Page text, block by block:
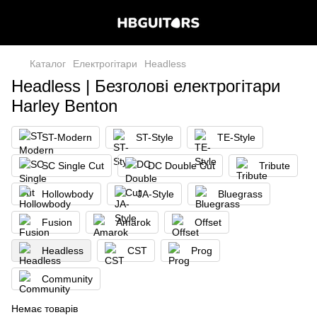
Каталог Електрогітари Headless
Headless | Безголові електрогітари
Harley Benton
ST-Modern ST-Style TE-Style
SC Single Cut DC Double Cut Tribute
Hollowbody JA-Style Bluegrass
Fusion Amarok Offset
Headless CST Prog
Community
Немає товарів